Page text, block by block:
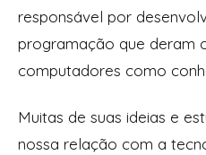
responsável por
programação que deram
computadores como
Muitas de suas ideias e
nossa relação com a